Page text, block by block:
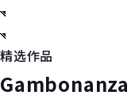
精选作品
Gambonanza